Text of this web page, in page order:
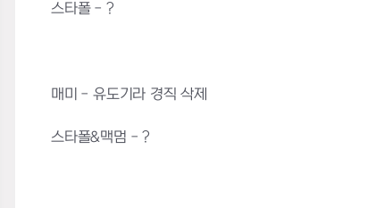
스타폴 - ?
매미 - 유도기라 경직 삭제
스타폴&맥멈 - ?